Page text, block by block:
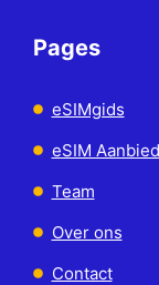
Pages
eSIMgids
eSIM
Team
Over ons
Contact